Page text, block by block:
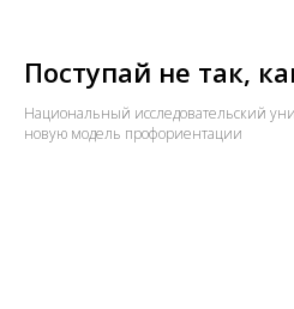
Поступай не так,
Национальный исследовательский
новую модель профориентации